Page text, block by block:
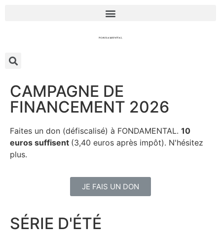
CAMPAGNE DE
FINANCEMENT 2026
Faites un don (défiscalisé) à FONDAMENTAL. 10
euros suffisent (3,40 euros après impôt). N'hésitez
plus.
JE FAIS UN DON
SÉRIE D'ÉTÉ